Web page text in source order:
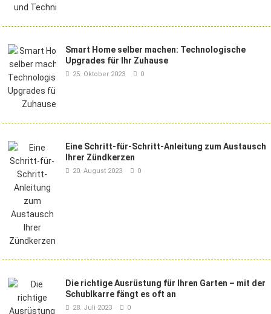
Smart Home selber machen: Technologische
Upgrades für Ihr Zuhause
25. Oktober 2023 0
Eine Schritt-für-Schritt-Anleitung zum Austausch
Ihrer Zündkerzen
20. August 2023 0
Die richtige Ausrüstung für Ihren Garten – mit der
Schublkarre fängt es oft an
28. Juli 2023 0